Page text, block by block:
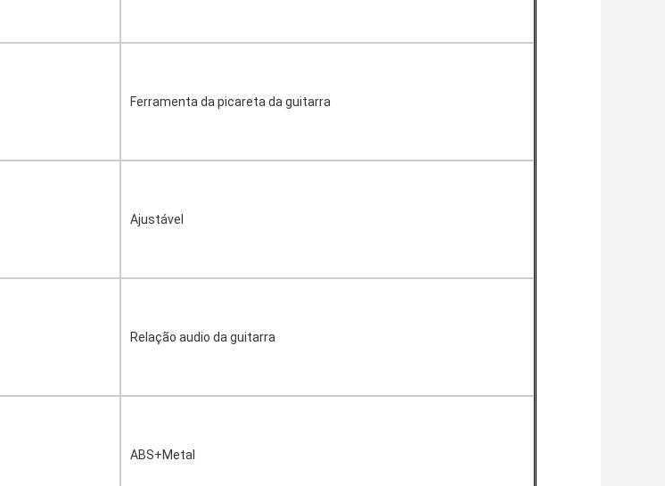
Ferramenta da picareta da guitarra
Ajustável
Relação audio da guitarra
ABS+Metal